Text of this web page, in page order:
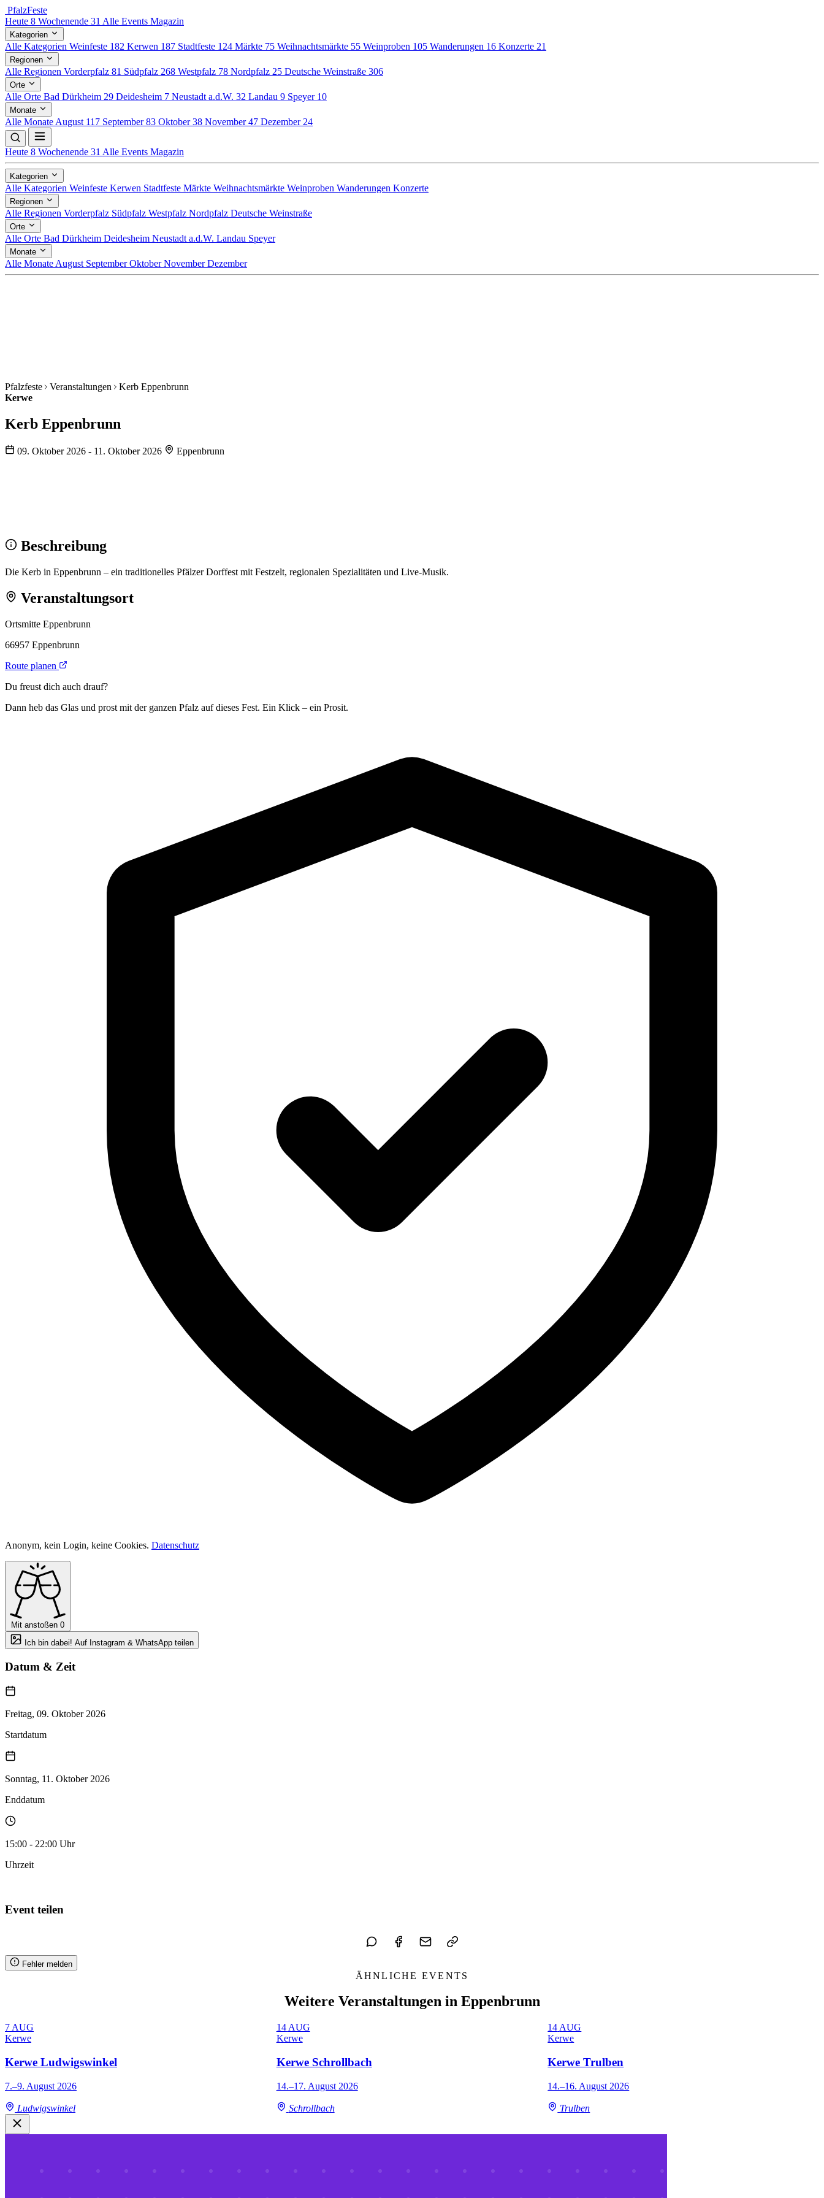
PfalzFeste
Heute 8 Wochenende 31 Alle Events Magazin
Kategorien
Alle Kategorien Weinfeste 182 Kerwen 187 Stadtfeste 124 Märkte 75 Weihnachtsmärkte 55 Weinproben 105 Wanderungen 16 Konzerte 21
Regionen
Alle Regionen Vorderpfalz 81 Südpfalz 268 Westpfalz 78 Nordpfalz 25 Deutsche Weinstraße 306
Orte
Alle Orte Bad Dürkheim 29 Deidesheim 7 Neustadt a.d.W. 32 Landau 9 Speyer 10
Monate
Alle Monate August 117 September83 Oktober38 November47 Dezember 24
Heute 8 Wochenende 31 Alle Events Magazin
Kategorien
Alle Kategorien Weinfeste Kerwen Stadtfeste Märkte Weihnachtsmärkte Weinproben Wanderungen Konzerte
Regionen
Alle Regionen Vorderpfalz Südpfalz Westpfalz Nordpfalz Deutsche Weinstraße
Orte
Alle Orte Bad Dürkheim Deidesheim Neustadt a.d.W. Landau Speyer
Monate
Alle Monate August SeptemberOktoberNovemberDezember
Pfalzfeste Veranstaltungen
Kerb Eppenbrunn
Kerwe
Kerb Eppenbrunn
09. Oktober 2026 - 11. Oktober 2026 Eppenbrunn
Beschreibung
Die Kerb in Eppenbrunn – ein traditionelles Pfälzer Dorffest mit Festzelt, regionalen Spezialitäten und Live-Musik.
Veranstaltungsort
Ortsmitte Eppenbrunn
66957 Eppenbrunn
Route planen
Du freust dich auch drauf?
Dann heb das Glas und prost mit der ganzen Pfalz auf dieses Fest. Ein Klick – ein Prosit.
Anonym, kein Login, keine Cookies. Datenschutz
Mit anstoßen 0
Ich bin dabei! Auf Instagram & WhatsApp teilen
Datum & Zeit
Freitag, 09. Oktober 2026
Startdatum
Sonntag, 11. Oktober 2026
Enddatum
15:00 - 22:00 Uhr
Uhrzeit
Event teilen
Fehler melden
ÄHNLICHE EVENTS
Weitere Veranstaltungen in Eppenbrunn
7 AUG
Kerwe
Kerwe Ludwigswinkel
7.–9. August 2026
Ludwigswinkel
14 AUG
Kerwe
Kerwe Schrollbach
14.–17. August 2026
Schrollbach
14 AUG
Kerwe
Kerwe Trulben
14.–16. August 2026
Trulben